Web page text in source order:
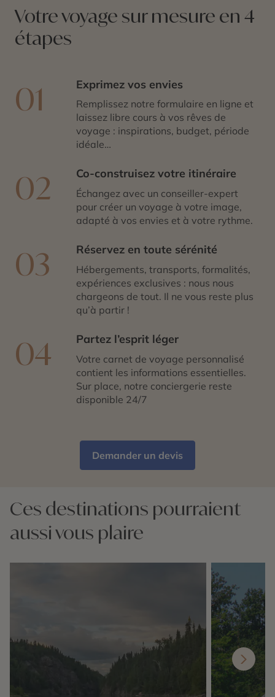
saisissants, façonnés par le vent, l’eau et le temps.
Voyager en Gaspésie, c’est parcourir une terre
d’aventure et de traditions. Les villages côtiers, aux
et les saisons. À l’intérieur des terres, les montagnes
des Chic-Chocs offrent un terrain idéal pour la
randonnée et l’observation de la faune. Chaque étape
révèle une atmosphère unique, entre grands espaces,
patrimoine local et authenticité québécoise.
l’accueil chaleureux de ses habitants. Ici, le temps
semble ralentir, invitant à savourer les produits de la
mer, les paysages changeants et les rencontres
humaines. Entre nature spectaculaire, traditions
vivantes et sentiment de liberté, découvrir la Gaspésie,
plus beaux territoires duQuébec.
Votre voyage sur mesure en 4
étapes
01 Exprimez vos envies
Remplissez notre formulaire en ligne et
laissez libre cours à vos rêves de
voyage : inspirations, budget, période
idéale…
02 Co-construisez votre itinéraire
Échangez avec un conseiller-expert
pour créer un voyage à votre image,
adapté à vos envies et à votre rythme.
03 Réservez en toute sérénité
Hébergements, transports, formalités,
expériences exclusives : nous nous
chargeons de tout. Il ne vous reste plus
qu’à partir !
04 Partez l’esprit léger
Votre carnet de voyage personnalisé
contient les informations essentielles.
Sur place, notre conciergerie reste
disponible 24/7
Demander un devis
Ces destinations pourraient
aussi vous plaire